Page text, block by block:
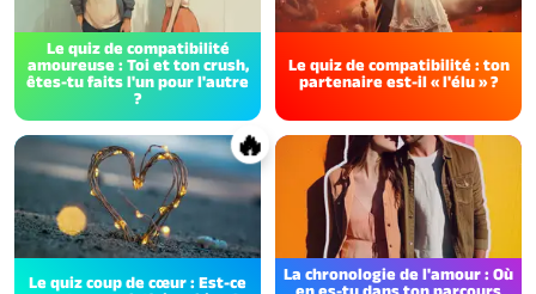
Le quiz de compatibilité
amoureuse : Toi et ton crush,
êtes-tu faits l'un pour l'autre
?
Le quiz de compatibilité : ton
partenaire est-il « l'élu » ?
Le quiz coup de cœur : Est-ce
🔥
La chronologie de l'amour : Où